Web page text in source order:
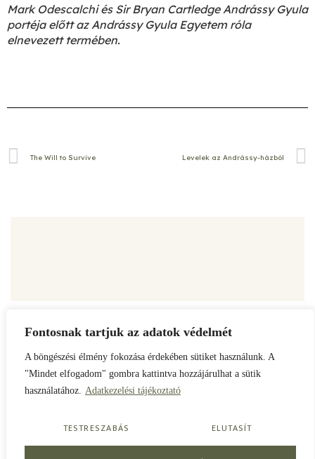
Fontosnak tartjuk az adatok védelmét
A böngészési élmény fokozása érdekében sütiket használunk. A
"Mindet elfogadom" gombra kattintva hozzájárulhat a sütik
használatához. Adatkezelési tájékoztató
TESTRESZABÁS ELUTASÍT
Mark Odescalchi és Sir Bryan Cartledge Andrássy Gyula
portéja előtt az Andrássy Gyula Egyetem róla
elnevezett termében.
The Will to Survive Levelek az Andrássy-házból
SZERVEZET HÍREK
ADATKEZELÉSI TÁJÉKOZTATÓ